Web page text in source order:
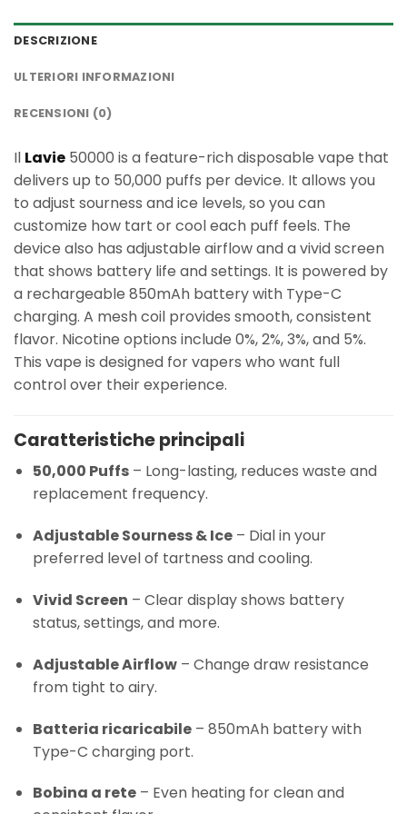
DESCRIZIONE
ULTERIORI INFORMAZIONI
RECENSIONI (0)
Il Lavie 50000 is a feature-rich disposable vape that
delivers up to 50,000 puffs per device. It allows you
to adjust sourness and ice levels, so you can
customize how tart or cool each puff feels. The
device also has adjustable airflow and a vivid screen
that shows battery life and settings. It is powered by
a rechargeable 850mAh battery with Type-C
charging. A mesh coil provides smooth, consistent
flavor. Nicotine options include 0%, 2%, 3%, and 5%.
This vape is designed for vapers who want full
control over their experience.
Caratteristiche principali
50,000 Puffs– Long-lasting, reduces waste and
replacement frequency.
Adjustable Sourness & Ice– Dial in your
preferred level of tartness and cooling.
Vivid Screen – Clear display shows battery
status, settings, and more.
Adjustable Airflow– Change draw resistance
from tight to airy.
Batteria ricaricabile– 850mAh battery with
Type-C charging port.
Bobina a rete– Even heating for clean and